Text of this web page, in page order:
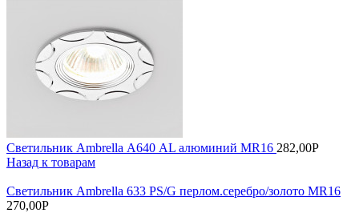
Светильник Ambrella А640 AL алюминий MR16 282,00Р
Назад к товарам
Светильник Ambrella 633 PS/G перлом.серебро/золото MR16
270,00Р